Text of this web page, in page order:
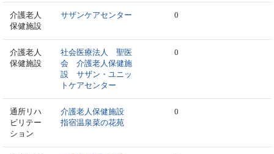
介護老人
保健施設
サザンケアセンター 0
介護老人
保健施設
社会医療法人 聖医
会 介護老人保健施
設 サザン・ユニッ
トケアセンター
0
通所リハ
ビリテー
ション
介護老人保健施設
指宿温泉菜の花苑
0